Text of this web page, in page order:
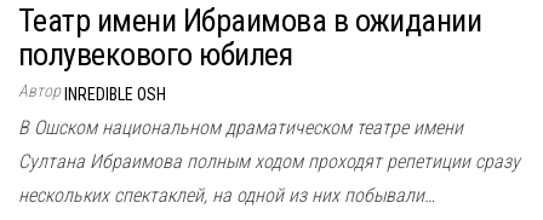
Театр имени Ибраимова в ожидании
полувекового юбилея
Автор INREDIBLE OSH
В Ошском национальном драматическом театре имени
Султана Ибраимова полным ходом проходят репетиции сразу
нескольких спектаклей, на одной из них побывали…